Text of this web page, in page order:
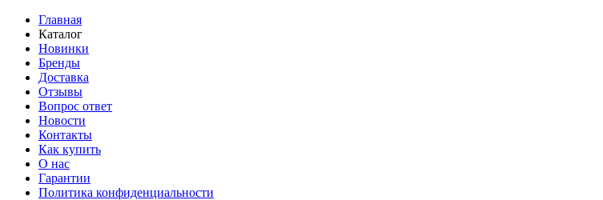
Главная
Каталог
Новинки
Бренды
Доставка
Отзывы
Вопрос ответ
Новости
Контакты
Как купить
О нас
Гарантии
Политика конфиденциальности